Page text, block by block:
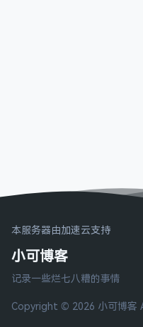
本服务器由加速云支持
小可博客
记录一些烂七八糟的事情
Copyright © 2026 小可博客